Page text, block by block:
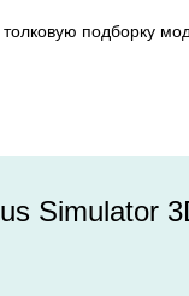
подборку
Simulator